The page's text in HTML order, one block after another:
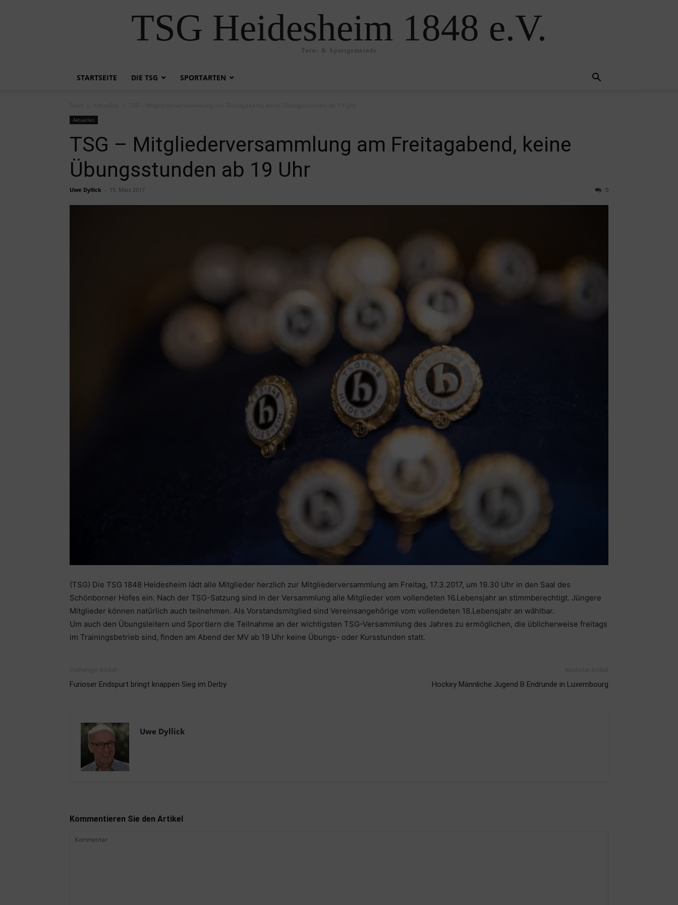
TSG Heidesheim 1848 e.V.
Turn- & Sportgemeinde
STARTSEITE DIE TSG SPORTARTEN
Aktuelles
TSG – Mitgliederversammlung am Freitagabend, keine
Übungsstunden ab 19 Uhr
Uwe Dyllick - 15. März 2017 0
(TSG) Die TSG 1848 Heidesheim lädt alle Mitglieder herzlich zur Mitgliederversammlung am Freitag, 17.3.2017, um 19.30 Uhr in den Saal des
Schönborner Hofes ein. Nach der TSG-Satzung sind in der Versammlung alle Mitglieder vom vollendeten 16.Lebensjahr an stimmberechtigt. Jüngere
Mitglieder können natürlich auch teilnehmen. Als Vorstandsmitglied sind Vereinsangehörige vom vollendeten 18.Lebensjahr an wählbar.
Um auch den Übungsleitern und Sportlern die Teilnahme an der wichtigsten TSG-Versammlung des Jahres zu ermöglichen, die üblicherweise freitags
im Trainingsbetrieb sind, finden am Abend der MV ab 19 Uhr keine Übungs- oder Kursstunden statt.
Furioser Endspurt bringt knappen Sieg im Derby Hockey Männliche Jugend B Endrunde in Luxembourg
Uwe Dyllick
Kommentieren Sie den Artikel